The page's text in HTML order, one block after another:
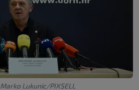
Marko Lukunic/PIXSELL